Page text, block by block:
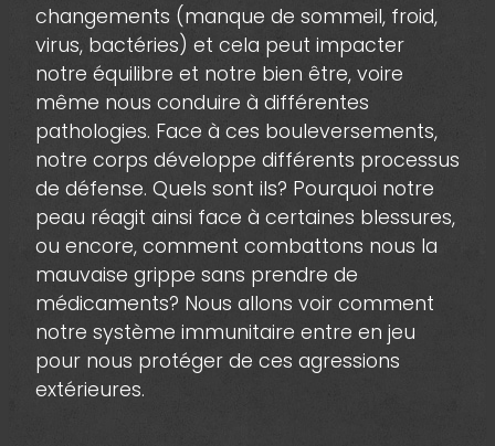
changements (manque de sommeil, froid,
virus, bactéries) et cela peut impacter
notre équilibre et notre bien être, voire
même nous conduire à différentes
pathologies. Face à ces bouleversements,
notre corps développe différents processus
de défense. Quels sont ils? Pourquoi notre
peau réagit ainsi face à certaines blessures,
ou encore, comment combattons nous la
mauvaise grippe sans prendre de
médicaments? Nous allons voir comment
notre système immunitaire entre en jeu
pour nous protéger de ces agressions
extérieures.